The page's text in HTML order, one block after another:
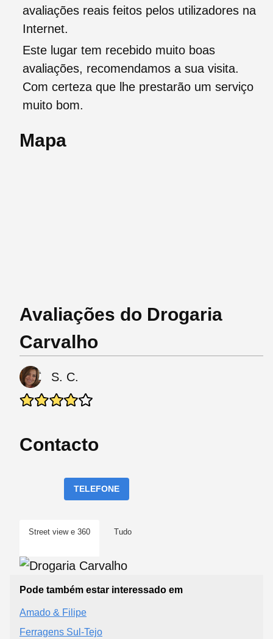
avaliações reais feitos pelos utilizadores na
Internet.
Este lugar tem recebido muito boas
avaliações, recomendamos a sua visita.
Com certeza que lhe prestarão um serviço
muito bom.
Mapa
Avaliações do Drogaria
Carvalho
S. C.
Contacto
TELEFONE
Street view e 360 Tudo
Pode também estar interessado em
Amado & Filipe
Ferragens Sul-Tejo